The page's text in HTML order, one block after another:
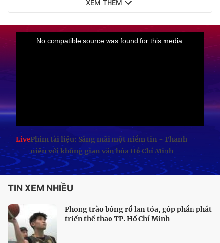
XEM THÊM
LivePhim tài liệu: Sáng mãi một niềm tin - Thanh
niên với không gian văn hóa Hồ Chí Minh
TIN XEM NHIỀU
Phong trào bóng rổ lan tỏa, góp phần phát
triển thể thao TP. Hồ Chí Minh